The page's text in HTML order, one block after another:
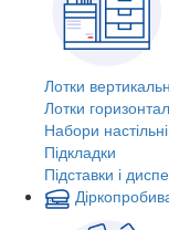
Лотки
Лотки
Набори
Підкладки
Підставки і